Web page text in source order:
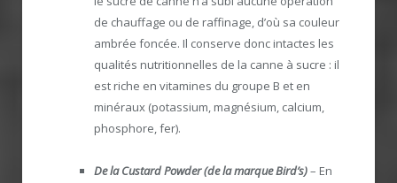
de chauffage ou de raffinage, d’où sa couleur
ambrée foncée. Il conserve donc intactes les
qualités nutritionnelles de la canne à sucre : il
est riche en vitamines du groupe B et en
minéraux (potassium, magnésium, calcium,
phosphore, fer).
De la Custard Powder (de la marque Bird’s)– En